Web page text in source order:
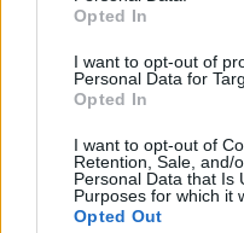
Opted In
I want to opt-out of
Personal Data for
Opted In
I want to opt-out of
Retention, Sale, and/
Personal Data that Is
Purposes for which it
Opted Out
Όροι Χρήσης. Το site
Πολιτική Απορρήτου&Όροι